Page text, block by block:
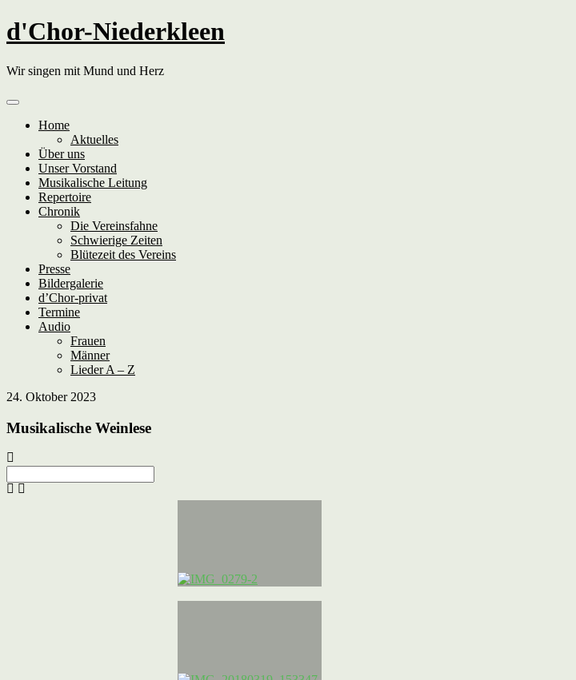
Skip
to
d'Chor-Niederkleen
Wir singen mit Mund und Herz
Home
Aktuelles
Über uns
Unser Vorstand
Musikalische Leitung
Repertoire
Chronik
Die Vereinsfahne
Schwierige Zeiten
Blütezeit des Vereins
Presse
Bildergalerie
d’Chor-privat
Termine
Audio
Frauen
Männer
Lieder A – Z
24. Oktober 2023
Musikalische Weinlese